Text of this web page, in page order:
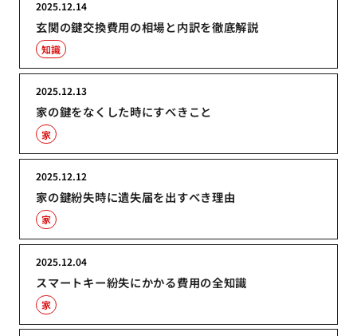
玄関の鍵交換費用の相場と内訳を徹底解説
2025.12.14
知識
家の鍵をなくした時にすべきこと
2025.12.13
家
家の鍵紛失時に遺失届を出すべき理由
2025.12.12
家
スマートキー紛失にかかる費用の全知識
2025.12.04
家